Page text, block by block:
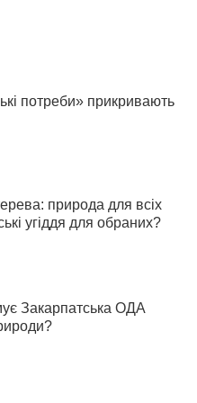
потреби» прикривають
природа для всіх
угіддя для обраних?
Закарпатська ОДА